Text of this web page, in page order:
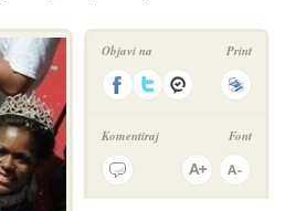
Objavi na Print
Komentiraj Font